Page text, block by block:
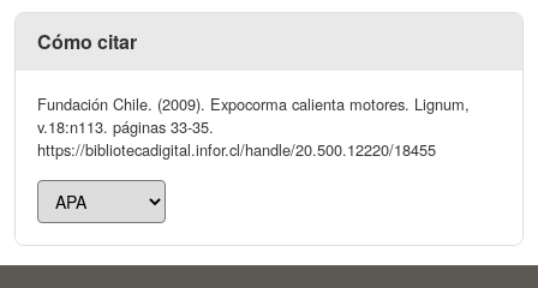
Cómo citar
Fundación Chile. (2009). Expocorma calienta motores. Lignum,
v.18:n113. páginas 33-35.
https://bibliotecadigital.infor.cl/handle/20.500.12220/18455